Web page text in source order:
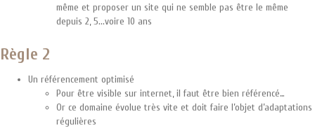
même et proposer un site qui ne semble pas être le même
depuis 2, 5...voire 10 ans
Règle 2
Un référencement optimisé
Pour être visible sur internet, il faut être bien référencé…
Or ce domaine évolue très vite et doit faire l’objet d’adaptations
régulières